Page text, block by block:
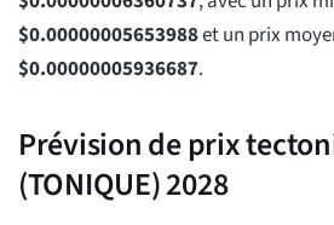
$0.00000005653988et un prix
$0.00000005936687.
Prévision de prix
(TONIQUE) 2028